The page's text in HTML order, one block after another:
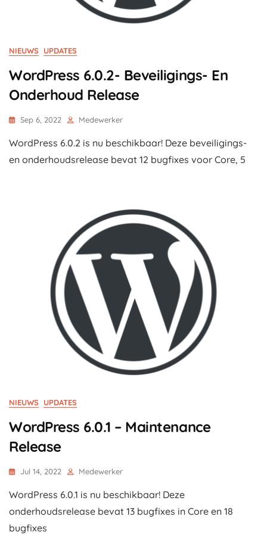
NIEUWS UPDATES
WordPress 6.0.2- Beveiligings- En
Onderhoud Release
Sep 6, 2022 Medewerker
WordPress 6.0.2 is nu beschikbaar! Deze beveiligings-
en onderhoudsrelease bevat 12 bugfixes voor Core, 5
NIEUWS UPDATES
WordPress 6.0.1 – Maintenance
Release
Jul 14, 2022 Medewerker
WordPress 6.0.1 is nu beschikbaar! Deze
onderhoudsrelease bevat 13 bugfixes in Core en 18
bugfixes